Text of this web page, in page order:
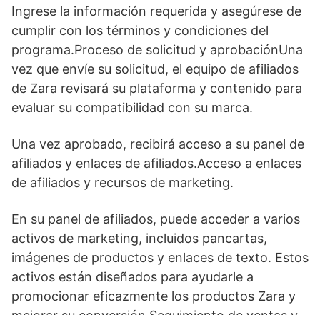
Ingrese la información requerida y asegúrese de
cumplir con los términos y condiciones del
programa.Proceso de solicitud y aprobaciónUna
vez que envíe su solicitud, el equipo de afiliados
de Zara revisará su plataforma y contenido para
evaluar su compatibilidad con su marca.
Una vez aprobado, recibirá acceso a su panel de
afiliados y enlaces de afiliados.Acceso a enlaces
de afiliados y recursos de marketing.
En su panel de afiliados, puede acceder a varios
activos de marketing, incluidos pancartas,
imágenes de productos y enlaces de texto. Estos
activos están diseñados para ayudarle a
promocionar eficazmente los productos Zara y